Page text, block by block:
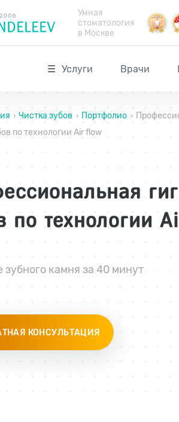
Умная
стоматология
в Москве
Услуги Врачи
› Чистка зубов › Портфолио ›
по технологии Air flow
по технологии
зубного камня за 40 минут
КОНСУЛЬТАЦИЯ